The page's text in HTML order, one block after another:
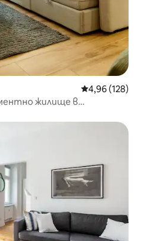
Средна
4,96 (128)
жилище в